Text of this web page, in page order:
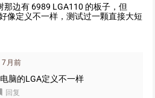
那边有 6989 LGA110 的板子，但
像定义不一样，测试过一颗直接大短
7月前
脑的LGA定义不一样
回复